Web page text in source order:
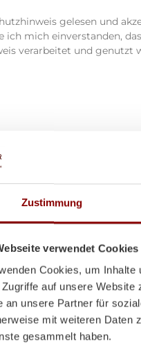
Zustimmung
verwendet Cookies
Cookies, um Inhalte
Zugriffe auf unsere
an unsere Partner für
mit weiteren Daten
gesammelt haben.
gelesen und
ich mich einverstanden,
verarbeitet und genutzt